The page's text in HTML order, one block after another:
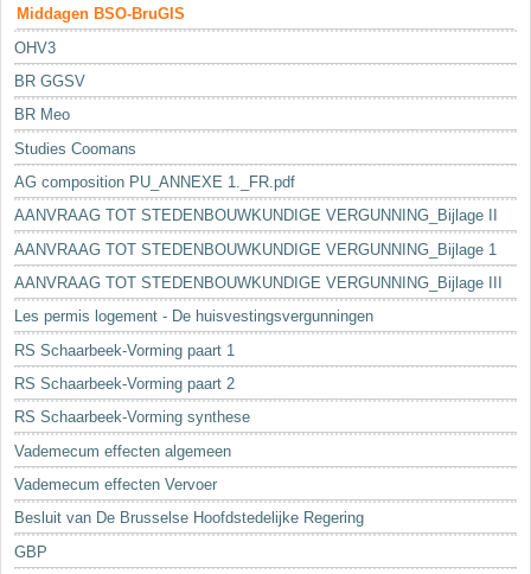
Middagen BSO-BruGIS
OHV3
BR GGSV
BR Meo
Studies Coomans
AG composition PU_ANNEXE 1._FR.pdf
AANVRAAG TOT STEDENBOUWKUNDIGE VERGUNNING_Bijlage II
AANVRAAG TOT STEDENBOUWKUNDIGE VERGUNNING_Bijlage 1
AANVRAAG TOT STEDENBOUWKUNDIGE VERGUNNING_Bijlage III
Les permis logement - De huisvestingsvergunningen
RS Schaarbeek-Vorming paart 1
RS Schaarbeek-Vorming paart 2
RS Schaarbeek-Vorming synthese
Vademecum effecten algemeen
Vademecum effecten Vervoer
Besluit van De Brusselse Hoofdstedelijke Regering
GBP